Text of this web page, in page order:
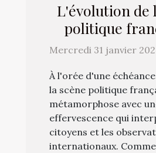
L'évolution de
politique
l'approche des
Mercredi 31 janvier
À l'orée d'une
la scène politique
métamorphose avec
effervescence qui
citoyens et les
internationaux.